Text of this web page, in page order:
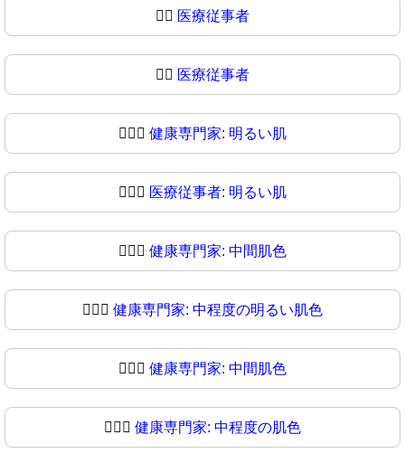
🧑‍⚕️ 医療従事者
🧑‍⚕ 医療従事者
🧑🏻‍⚕️ 健康専門家: 明るい肌
🧑🏻‍⚕ 医療従事者: 明るい肌
🧑🏼‍⚕️ 健康専門家: 中間肌色
🧑🏼‍⚕ 健康専門家: 中程度の明るい肌色
🧑🏽‍⚕️ 健康専門家: 中間肌色
🧑🏽‍⚕ 健康専門家: 中程度の肌色